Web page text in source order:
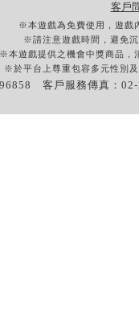
客戶
※本遊戲為免費使用，遊戲
※請注意遊戲時間，避免
※本遊戲提供之機會中獎商品，
※於平台上尊重包容多元性別
客戶服務傳真：